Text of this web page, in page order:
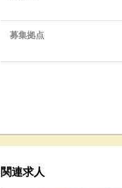
募集拠点
関連求人